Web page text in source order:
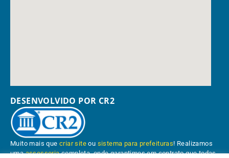
DESENVOLVIDO POR CR2
Muito mais quecriar site ou sistema para prefeituras! Realizamos
umaassessoriacompleta, onde garantimos em contrato que todas